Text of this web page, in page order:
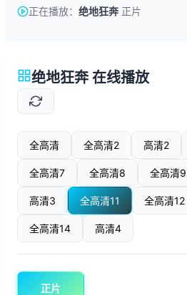
正在播放： 绝地狂奔 正片
绝地狂奔 在线播放
全高清 全高清2 高清2
全高清7 全高清8 全高清9
高清3 全高清11 全高清12
全高清14 高清4
正片